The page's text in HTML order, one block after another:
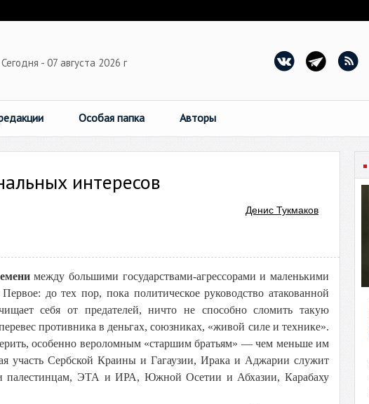
Сегодня - 07 августа 2026 г
Особая папка Авторы
интересов
Денис Тукмаков
между большими государствами-агрессорами и маленькими
до тех пор, пока политическое руководство атакованной
себя от предателей, ничто не способно сломить такую
противника в деньгах, союзниках, «живой силе и технике».
особенно вероломным «старшим братьям» — чем меньше им
участь Сербской Краины и Гагаузии, Ирака и Аджарии служит
палестинцам, ЭТА и ИРА, Южной Осетии и Абхазии, Карабаху